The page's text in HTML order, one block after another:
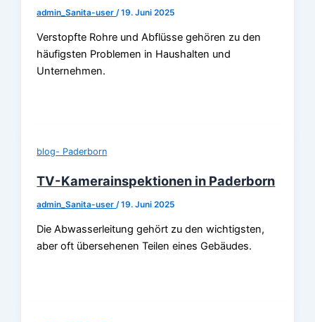
admin_Sanita-user /19. Juni 2025
Verstopfte Rohre und Abflüsse gehören zu den
häufigsten Problemen in Haushalten und
Unternehmen.
blog- Paderborn
TV-Kamerainspektionen in Paderborn
admin_Sanita-user/19. Juni 2025
Die Abwasserleitung gehört zu den wichtigsten,
aber oft übersehenen Teilen eines Gebäudes.